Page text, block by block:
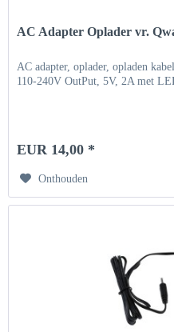
AC Adapter Oplader vr.
AC adapter, oplader, opladen
110-240V OutPut, 5V, 2A met
EUR 14,00 *
Onthouden